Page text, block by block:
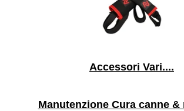
Accessori Vari....
Manutenzione Cura canne